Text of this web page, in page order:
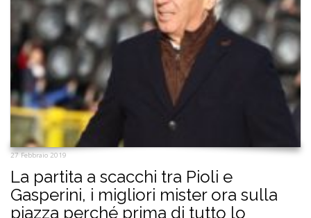
27 Febbraio 2019
La partita a scacchi tra Pioli e
Gasperini, i migliori mister ora sulla
piazza perché prima di tutto lo